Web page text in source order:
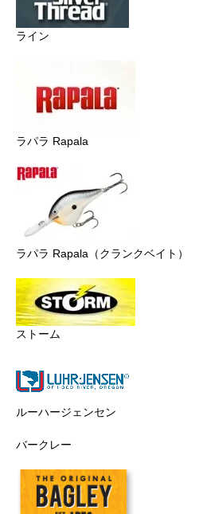
ライン
ラパラ Rapala
ラパラ Rapala（クランクベイト）
ストーム
ルーハージェンセン
バークレー